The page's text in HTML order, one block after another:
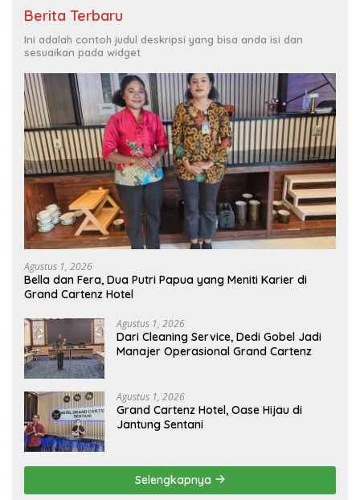
Berita Terbaru
Ini adalah contoh judul deskripsi yang bisa anda isi dan
sesuaikan pada widget
Agustus 1, 2026
Bella dan Fera, Dua Putri Papua yang Meniti Karier di
Grand Cartenz Hotel
Agustus 1, 2026
Dari Cleaning Service, Dedi Gobel Jadi
Manajer Operasional Grand Cartenz
Agustus 1, 2026
Grand Cartenz Hotel, Oase Hijau di
Jantung Sentani
Selengkapnya